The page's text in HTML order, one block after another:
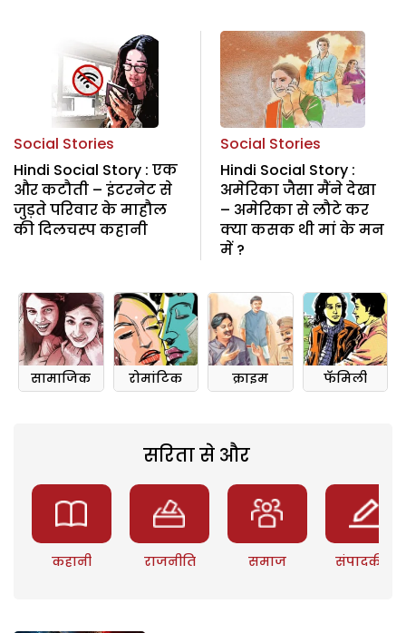
Social Stories
Hindi Social Story : एक
और कटौती – इंटरनेट से
जुड़ते परिवार के माहौल
की दिलचस्प कहानी
Social Stories
Hindi Social Story :
अमेरिका जैसा मैंने देखा
– अमेरिका से लौटे कर
क्या कसक थी मां के मन
में ?
सामाजिक रोमांटिक क्राइम फॅमिली
सरिता से और
कहानी राजनीति समाज संपादकीय